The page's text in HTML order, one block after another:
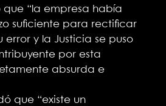
que “la empresa había
suficiente para rectificar
error y la Justicia se puso
por esta
absurda e
que “existe un